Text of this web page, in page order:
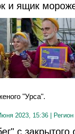
и ящик
"Урса".
2023, 15:36 |
с закрытого